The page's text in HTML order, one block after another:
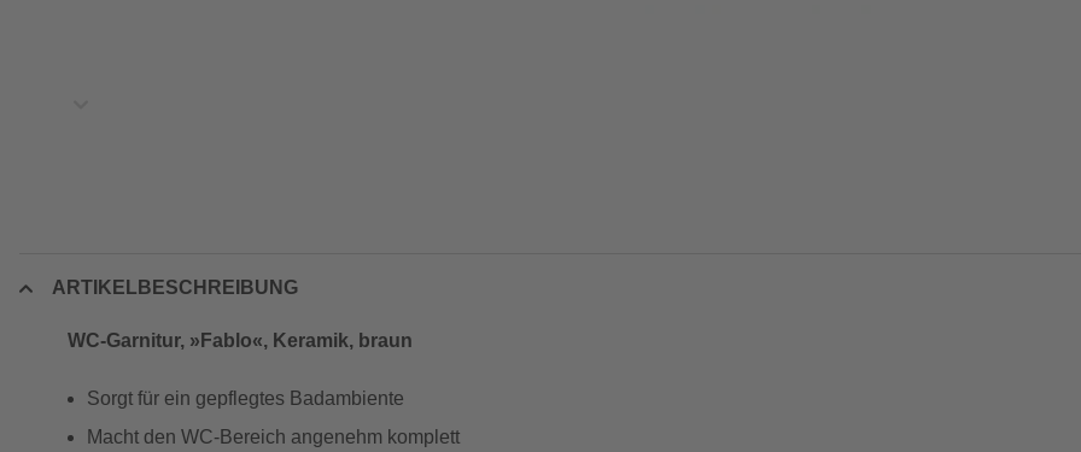
ARTIKELBESCHREIBUNG
WC-Garnitur, »Fablo«, Keramik, braun
Sorgt für ein gepflegtes Badambiente
Macht den WC-Bereich angenehm komplett